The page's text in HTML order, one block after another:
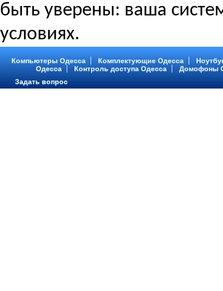
быть уверены: ваша
условиях.
Компьютеры Одесса Комплектующие Одесса
Одесса
Контроль доступа Одесса
Домофоны
Задать вопрос